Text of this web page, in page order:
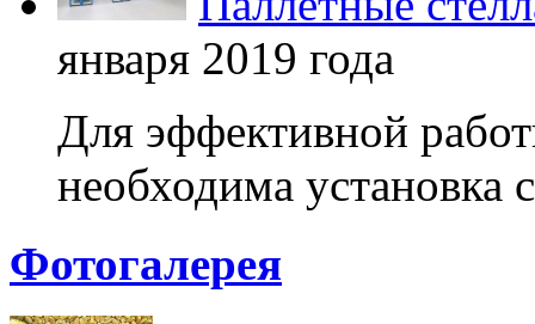
января 2019 года
Для эффективной
необходима установка
Фотогалерея